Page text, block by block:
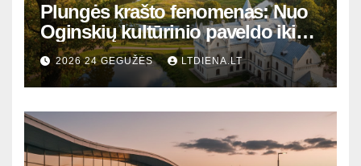
Plungės krašto fenomenas: Nuo
Oginskių kultūrinio paveldo iki
Žemaitijos gamtos perlų
2026 24 GEGUŽĖS LTDIENA.LT